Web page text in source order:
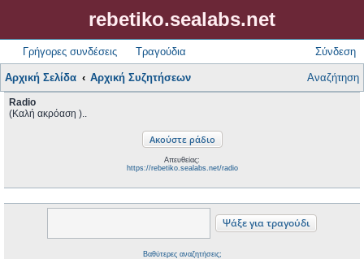
rebetiko.sealabs.net
Γρήγορες συνδέσεις Τραγούδια Σύνδεση
Αρχική Σελίδα Αρχική Συζητήσεων Αναζήτηση
Radio
(Καλή ακρόαση )..
Απευθείας:
https://rebetiko.sealabs.net/radio
Βαθύτερες αναζητήσεις;